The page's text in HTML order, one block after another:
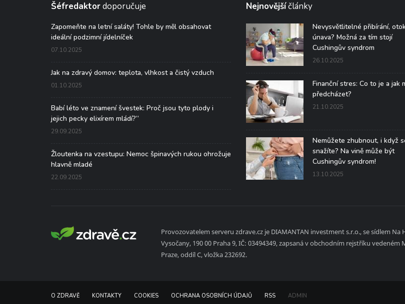
Šéfredaktordoporučuje
Zapomeňte na letní saláty! Tohle by měl obsahovat
ideální podzimní jídelníček
07.10.2025
Jak na zdravý domov: teplota, vlhkost a čistý vzduch
01.10.2025
Babí léto ve znamení švestek: Proč jsou tyto plody i
jejich pecky elixírem mládí?“
29.09.2025
Žloutenka na vzestupu: Nemoc špinavých rukou ohrožuje
hlavně mladé
22.09.2025
Nejnovějšíčlánky
Nevysvětlitelné přibírání,
únava? Možná za tím stojí
Cushingův syndrom
26.10.2025
Finanční stres: Co to je a jak
předcházet?
21.10.2025
Nemůžete zhubnout, i když
snažíte? Na vině může být
Cushingův syndrom!
13.10.2025
Provozovatelem serveru zdrave.cz je DIAMANTAN investment s.r.o., se sídlem Na
Vysočany, 190 00 Praha 9, IČ: 03494349, zapsaná v obchodním rejstříku vedeném
Praze, oddíl C, vložka 232692.
O ZDRAVĚ KONTAKTY COOKIES OCHRANA OSOBNÍCH ÚDAJŮ RSS ADMIN